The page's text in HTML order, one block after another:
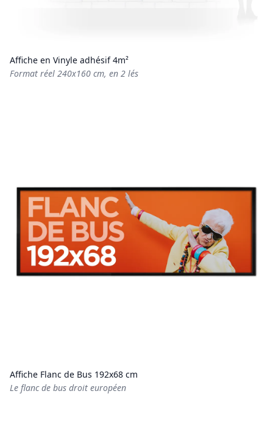
Affiche en Vinyle adhésif 4m²
Format réel 240x160 cm, en 2 lés
Affiche Flanc de Bus 192x68 cm
Le flanc de bus droit européen